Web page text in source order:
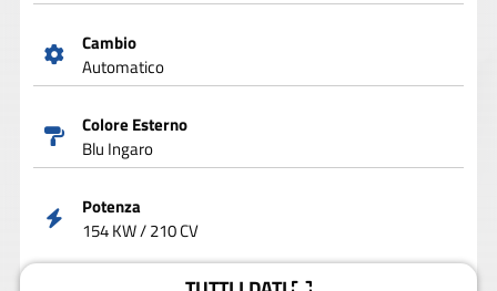
Cambio
Automatico
Colore Esterno
Blu Ingaro
Potenza
154 KW / 210 CV